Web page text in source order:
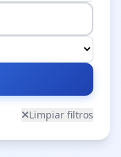
Limpiar filtros